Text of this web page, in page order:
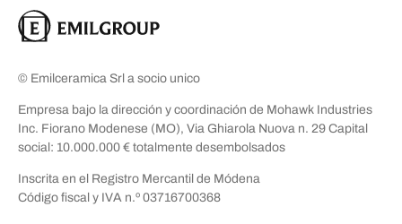
© Emilceramica Srl a socio unico
Empresa bajo la dirección y coordinación de Mohawk Industries
Inc. Fiorano Modenese (MO), Via Ghiarola Nuova n. 29 Capital
social: 10.000.000 € totalmente desembolsados
Inscrita en el Registro Mercantil de Módena
Código fiscal y IVA n.º 03716700368